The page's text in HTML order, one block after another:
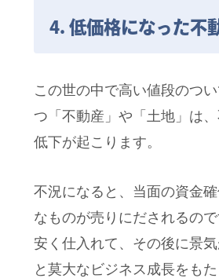
4. 低価格になった不
この世の中で高い値段のつ
つ「不動産」や「土地」は
低下が起こります。
不況になると、当面の資金
なものが売りにだされるの
安く仕入れて、その後に景
と莫大なビジネス成長をも